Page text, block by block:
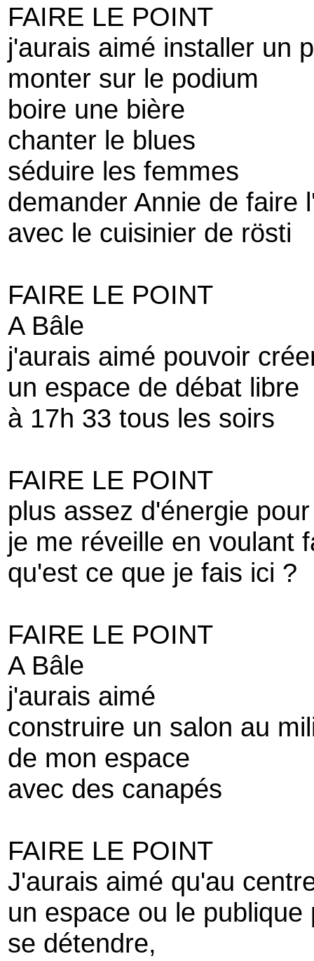
FAIRE LE POINT
j'aurais aimé installer un
monter sur le podium
boire une bière
chanter le blues
séduire les femmes
demander Annie de faire
avec le cuisinier de rösti
FAIRE LE POINT
A Bâle
j'aurais aimé pouvoir
un espace de débat libre
à 17h 33 tous les soirs
FAIRE LE POINT
plus assez d'énergie
je me réveille en voulant
qu'est ce que je fais ici ?
FAIRE LE POINT
A Bâle
j'aurais aimé
construire un salon au
de mon espace
avec des canapés
FAIRE LE POINT
J'aurais aimé qu'au
un espace ou le
se détendre,